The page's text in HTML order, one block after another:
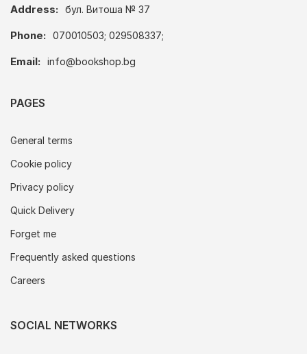
Address: бул. Витоша № 37
Phone: 070010503; 029508337;
Email: info@bookshop.bg
PAGES
General terms
Cookie policy
Privacy policy
Quick Delivery
Forget me
Frequently asked questions
Careers
SOCIAL NETWORKS